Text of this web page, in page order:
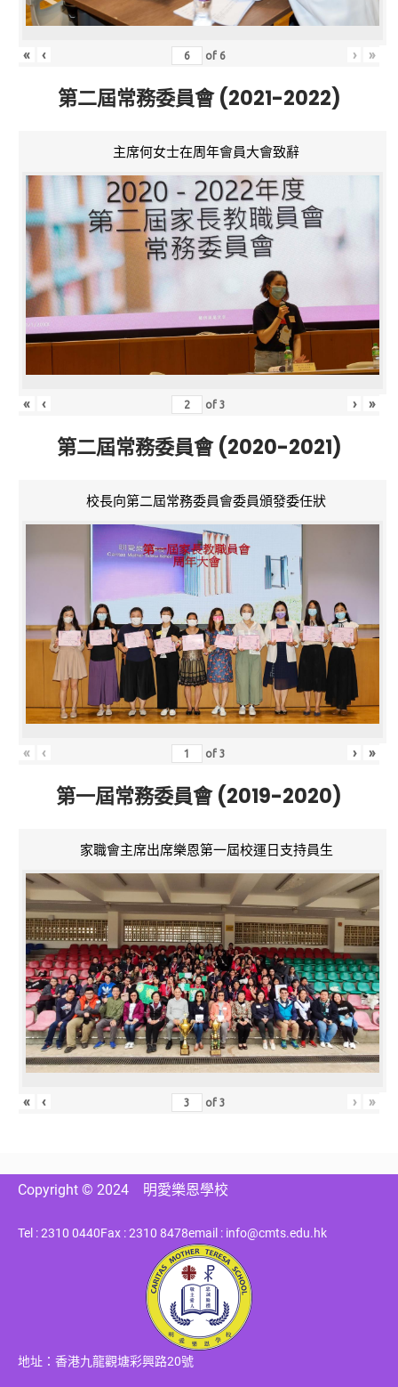
« ‹ of 6 › »
第二屆常務委員會 (2021-2022)
主席何女士在周年會員大會致辭
« ‹ of3 › »
第二屆常務委員會 (2020-2021)
校長向第二屆常務委員會委員頒發委任狀
« ‹ of3 › »
第一屆常務委員會 (2019-2020)
家職會主席出席樂恩第一屆校運日支持員生
« ‹ of3 › »
Copyright © 2024 明愛樂恩學校
Tel : 2310 0440Fax : 2310 8478email : info@cmts.edu.hk
地址：香港九龍觀塘彩興路20號